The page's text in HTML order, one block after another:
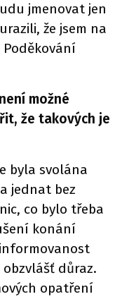
jmenovat jen
že jsem na
Poděkování
možné
že takových je
byla svolána
jednat bez
co bylo třeba
konání
důraz.
opatření